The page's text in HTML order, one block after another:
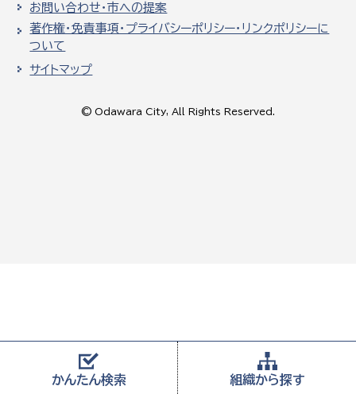
かんたん検索 組織から探す
お問い合わせ・市への提案
著作権・免責事項・プライバシーポリシー・リンクポリシーに
ついて
サイトマップ
© Odawara City, All Rights Reserved.